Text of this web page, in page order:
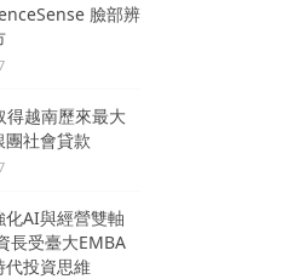
臉部辨
得越南歷來最大
團社會貸款
化AI與經營雙軸
長受臺大EMBA
投資思維